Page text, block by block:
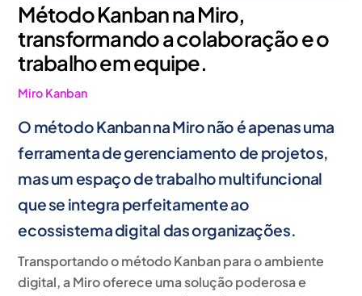
Método Kanban na Miro,
transformando a colaboração e o
trabalho em equipe.
Miro Kanban
O método Kanban na Miro não é apenas uma
ferramenta de gerenciamento de projetos,
mas um espaço de trabalho multifuncional
que se integra perfeitamente ao
ecossistema digital das organizações.
Transportando o método Kanban para o ambiente
digital, a Miro oferece uma solução poderosa e